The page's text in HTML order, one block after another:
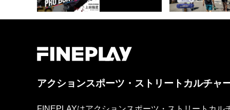
アクションスポーツ・ストリートカルチャ